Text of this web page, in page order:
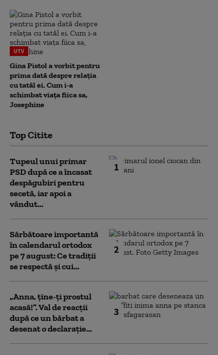
UTV
Gina Pistol a vorbit pentru
prima dată despre relația
cu tatăl ei. Cum i-a
schimbat viața fiica sa,
Josephine
Top Citite
1
Tupeul unui primar
PSD după ce a încasat
despăgubiri pentru
secetă, iar apoi a
vândut...
2
Sărbătoare importantă
în calendarul ortodox
pe 7 august: Ce tradiții
se respectă și cui...
3
„Anna, ţine-ţi prostul
acasă!”. Val de reacții
după ce un bărbat a
desenat o declarație...